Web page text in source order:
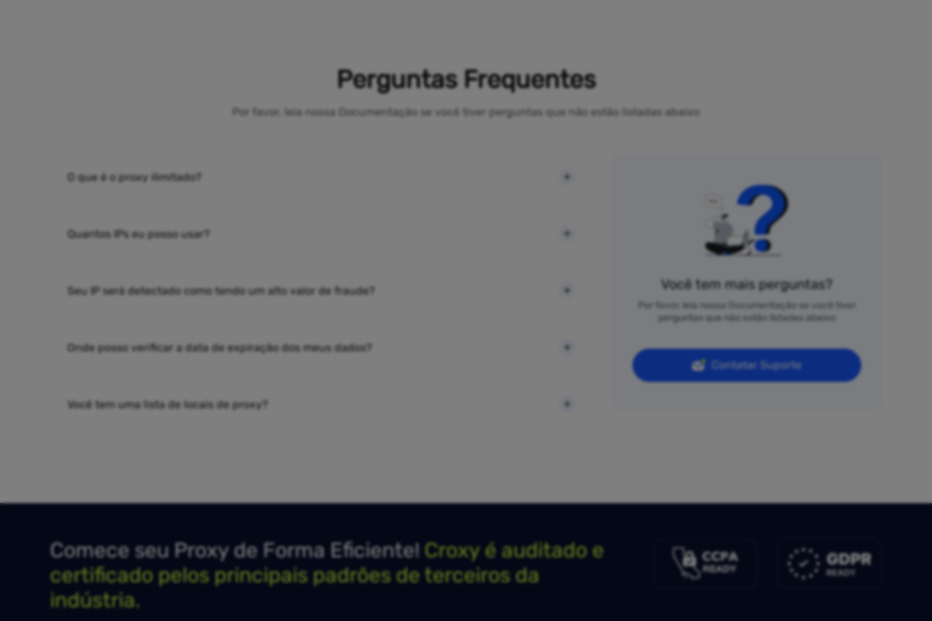
Perguntas Frequentes
Por favor, leia nossa Documentação se você tiver perguntas que não estão listadas abaixo
O que é o proxy ilimitado?
Quantos IPs eu posso usar?
Seu IP será detectado como tendo um alto valor de fraude?
Onde posso verificar a data de expiração dos meus dados?
Você tem uma lista de locais de proxy?
Você tem mais perguntas?
Por favor, leia nossa Documentação se você tiver
perguntas que não estão listadas abaixo
Contatar Suporte
Comece seu Proxy de Forma Eficiente! Croxy é auditado e
certificado pelos principais padrões de terceiros da
indústria.